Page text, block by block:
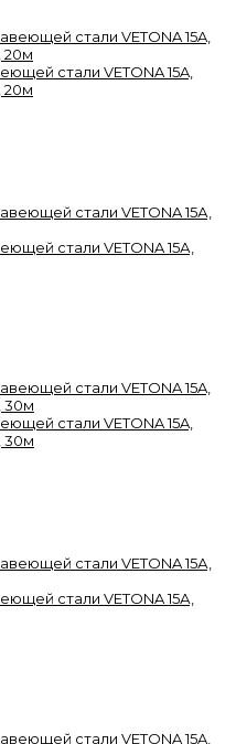
стали VETONA 15A,
20м
стали VETONA 15А,
стали VETONA 15A,
30м
стали VETONA 15А,